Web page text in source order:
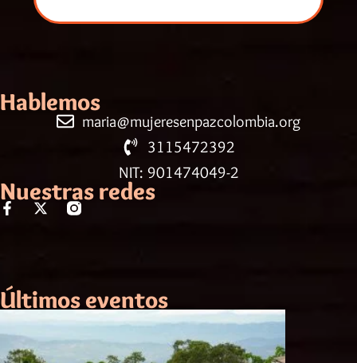
Hablemos
maria@mujeresenpazcolombia.org
3115472392
NIT: 901474049-2
Nuestras redes
Últimos eventos